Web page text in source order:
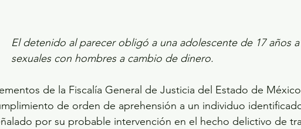
El detenido al parecer obligó a una adolescente de 17 años
sexuales con hombres a cambio de dinero.
de la Fiscalía General de Justicia del Estado de
de orden de aprehensión a un individuo
por su probable intervención en el hecho delictivo de